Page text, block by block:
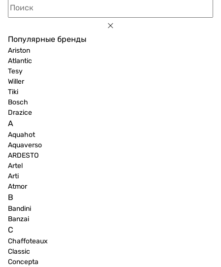
Популярные бренды
Ariston
Atlantic
Tesy
Willer
Tiki
Bosch
Drazice
A
Aquahot
Aquaverso
ARDESTO
Artel
Arti
Atmor
B
Bandini
Banzai
C
Chaffoteaux
Classic
Concepta